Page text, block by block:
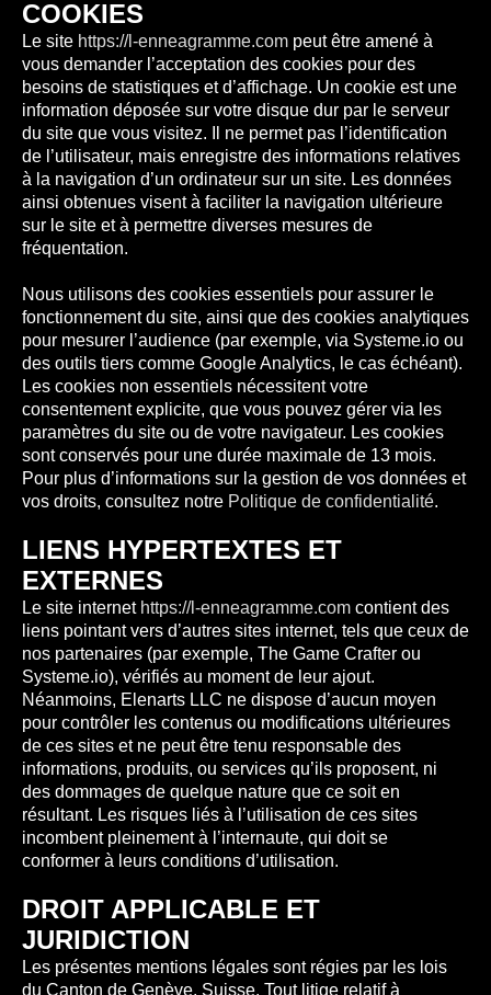
COOKIES
Le site https://l-enneagramme.com peut être amené à
vous demander l’acceptation des cookies pour des
besoins de statistiques et d’affichage. Un cookie est une
information déposée sur votre disque dur par le serveur
du site que vous visitez. Il ne permet pas l’identification
de l’utilisateur, mais enregistre des informations relatives
à la navigation d’un ordinateur sur un site. Les données
ainsi obtenues visent à faciliter la navigation ultérieure
sur le site et à permettre diverses mesures de
fréquentation.
Nous utilisons des cookies essentiels pour assurer le
fonctionnement du site, ainsi que des cookies analytiques
pour mesurer l’audience (par exemple, via Systeme.io ou
des outils tiers comme Google Analytics, le cas échéant).
Les cookies non essentiels nécessitent votre
consentement explicite, que vous pouvez gérer via les
paramètres du site ou de votre navigateur. Les cookies
sont conservés pour une durée maximale de 13 mois.
Pour plus d’informations sur la gestion de vos données et
vos droits, consultez notre Politique de confidentialité.
LIENS HYPERTEXTES ET
EXTERNES
Le site internet https://l-enneagramme.com contient des
liens pointant vers d’autres sites internet, tels que ceux de
nos partenaires (par exemple, The Game Crafter ou
Systeme.io), vérifiés au moment de leur ajout.
Néanmoins, Elenarts LLC ne dispose d’aucun moyen
pour contrôler les contenus ou modifications ultérieures
de ces sites et ne peut être tenu responsable des
informations, produits, ou services qu’ils proposent, ni
des dommages de quelque nature que ce soit en
résultant. Les risques liés à l’utilisation de ces sites
incombent pleinement à l’internaute, qui doit se
conformer à leurs conditions d’utilisation.
DROIT APPLICABLE ET
JURIDICTION
Les présentes mentions légales sont régies par les lois
du Canton de Genève, Suisse. Tout litige relatif à